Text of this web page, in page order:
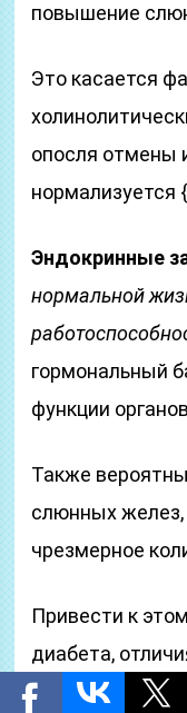
повышение
Это касается
опосля отмены
нормализуется
Эндокринные
нормальной
гормональный
функции
Также
слюнных
чрезмерное
Привести к
диабета,
воспаления в